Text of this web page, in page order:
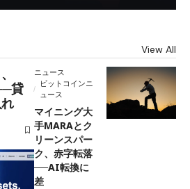
View All
貸
ニュース
ビットコインニ
ュース
マイニング大
手MARAとク
リーンスパー
ク、赤字転落
──AI転換に
差